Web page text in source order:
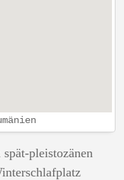
pleistozänen